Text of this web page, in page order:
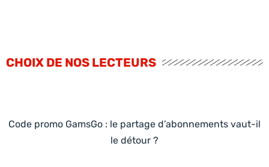
CHOIX DE NOS LECTEURS
Code promo GamsGo : le partage d’abonnements vaut-il
le détour ?